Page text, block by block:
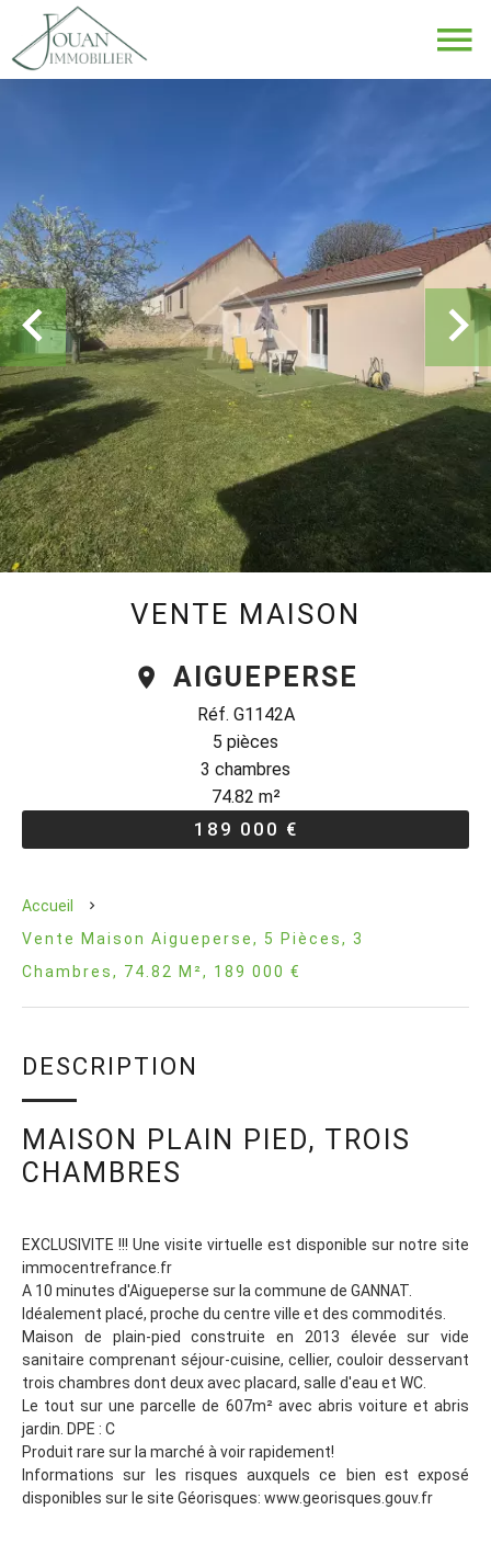
VENTE MAISON
AIGUEPERSE
Réf. G1142A
5 pièces
3 chambres
74.82 m²
189 000 €
Accueil
Vente Maison Aigueperse, 5 Pièces, 3
Chambres, 74.82 M², 189 000 €
DESCRIPTION
MAISON PLAIN PIED, TROIS
CHAMBRES
EXCLUSIVITE !!! Une visite virtuelle est disponible sur notre site
immocentrefrance.fr
A 10 minutes d'Aigueperse sur la commune de GANNAT.
Idéalement placé, proche du centre ville et des commodités.
Maison de plain-pied construite en 2013 élevée sur vide
sanitaire comprenant séjour-cuisine, cellier, couloir desservant
trois chambres dont deux avec placard, salle d'eau et WC.
Le tout sur une parcelle de 607m² avec abris voiture et abris
jardin. DPE : C
Produit rare sur la marché à voir rapidement!
Informations sur les risques auxquels ce bien est exposé
disponibles sur le site Géorisques: www.georisques.gouv.fr